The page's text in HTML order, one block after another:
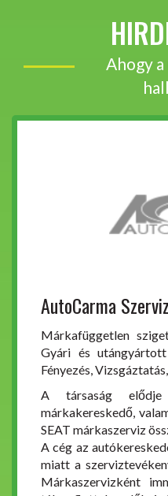
Ahogy
AutoCarma
Márkafüggetlen
Gyári és
Fényezés,
A társaság
márkakereskedő,
SEAT márkaszerviz
A cég az
miatt a
Márkaszervizként